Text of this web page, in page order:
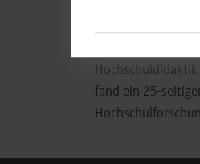
fand ein 25-